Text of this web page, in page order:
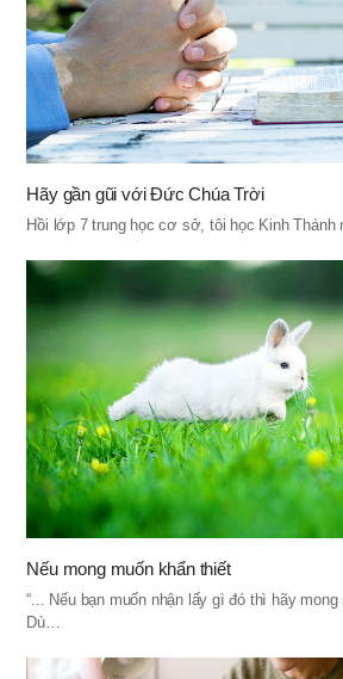
Hãy gần gũi với Đức Chúa Trời
Hồi lớp 7 trung học cơ sở, tôi học Kinh
Nếu mong muốn khẩn thiết
“... Nếu bạn muốn nhận lấy gì đó thì hãy mong
Dù…